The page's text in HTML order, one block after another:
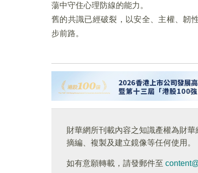
蕩中守住心理防線的能力。
舊的共識已經破裂，以安全、主權、韌
步前路。
財華網所刊載內容之知識產權為財
摘編、複製及建立鏡像等任何使用。
如有意願轉載，請發郵件至